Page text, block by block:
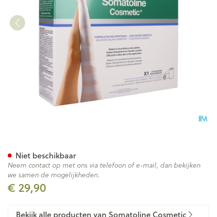
€ 29,90
Niet beschikbaar
Neem contact op met ons via telefoon of e-mail, dan bekijken
we samen de mogelijkheden.
Bekijk alle producten van Somatoline Cosmetic